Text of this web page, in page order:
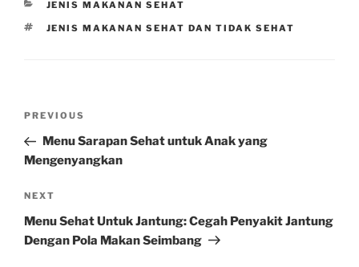
CATEGORIES
JENIS MAKANAN SEHAT
TAGS
JENIS MAKANAN SEHAT DAN TIDAK SEHAT
Previous
Post
PREVIOUS
Menu Sarapan Sehat untuk Anak yang
Mengenyangkan
Next
Post
NEXT
Menu Sehat Untuk Jantung: Cegah Penyakit Jantung
Dengan Pola Makan Seimbang